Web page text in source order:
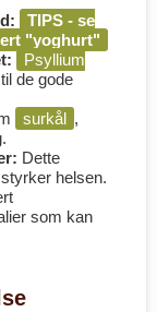
TIPS - se
"yoghurt"
Psyllium
de gode
surkål ,
Dette
helsen.
som kan